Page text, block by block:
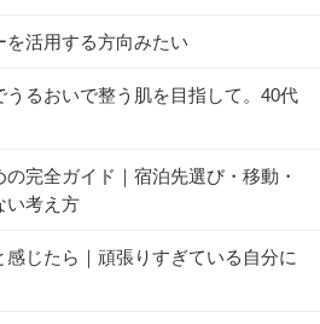
活用する方向みたい
るおいで整う肌を目指して。40代
完全ガイド｜宿泊先選び・移動・
い考え方
じたら｜頑張りすぎている自分に